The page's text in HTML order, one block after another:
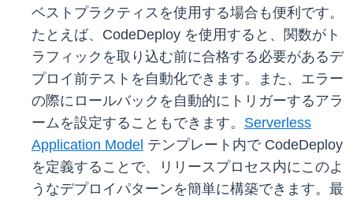
ベストプラクティスを使用する場合も便利です。
たとえば、CodeDeploy を使用すると、関数がト
ラフィックを取り込む前に合格する必要があるデ
プロイ前テストを自動化できます。また、エラー
の際にロールバックを自動的にトリガーするアラ
ームを設定することもできます。 Serverless
Application Model テンプレート内で CodeDeploy
を定義することで、リリースプロセス内にこのよ
うなデプロイパターンを簡単に構築できます。最